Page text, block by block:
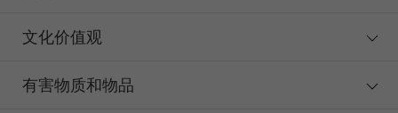
文化价值观
有害物质和物品